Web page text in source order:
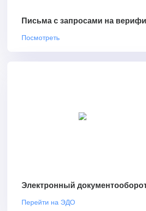
Письма с запросами на
Посмотреть
Электронный
Перейти на ЭДО